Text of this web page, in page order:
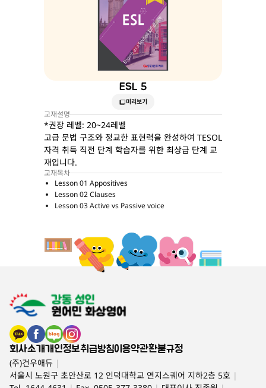
ESL 5
미리보기
교재설명
*권장 레벨: 20~24레벨
고급 문법 구조와 정교한 표현력을 완성하여 TESOL
자격 취득 직전 단계 학습자를 위한 최상급 단계 교
재입니다.
교재목차
Lesson 01 Appositives
Lesson 02 Clauses
Lesson 03 Active vs Passive voice
회사소개개인정보취급방침이용약관환불규정
(주)건우애듀 |
서울시 노원구 초안산로 12 인덕대학교 연지스퀘어 지하2층 5호 |